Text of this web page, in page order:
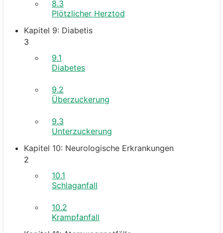
8.3
Plötzlicher Herztod
Kapitel 9: Diabetis
3
9.1
Diabetes
9.2
Überzuckerung
9.3
Unterzuckerung
Kapitel 10: Neurologische Erkrankungen
2
10.1
Schlaganfall
10.2
Krampfanfall